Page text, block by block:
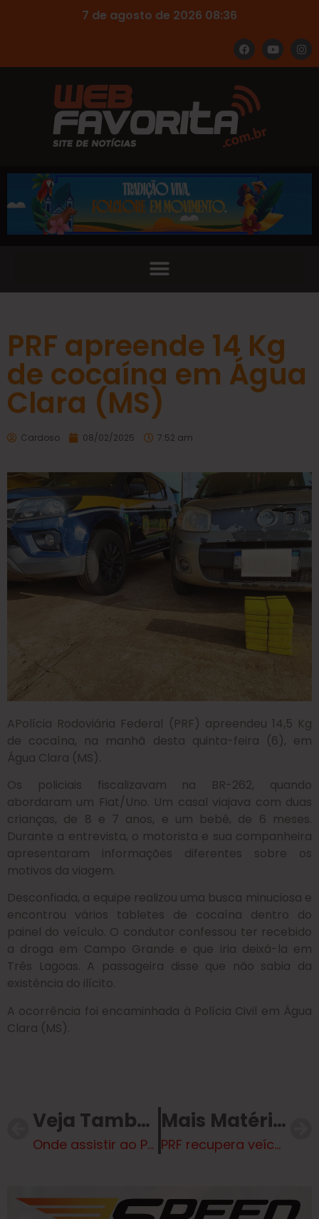
7 de agosto de 2026 08:36
PRF apreende 14 Kg
de cocaína em Água
Clara (MS)
Cardoso 08/02/2025 7:52 am
APolícia Rodoviária Federal (PRF) apreendeu 14,5 Kg
de cocaína, na manhã desta quinta-feira (6), em
Água Clara (MS).
Os policiais fiscalizavam na BR-262, quando
abordaram um Fiat/Uno. Um casal viajava com duas
crianças, de 8 e 7 anos, e um bebê, de 6 meses.
Durante a entrevista, o motorista e sua companheira
apresentaram informações diferentes sobre os
motivos da viagem.
Desconfiada, a equipe realizou uma busca minuciosa e
encontrou vários tabletes de cocaína dentro do
painel do veículo. O condutor confessou ter recebido
a droga em Campo Grande e que iria deixá-la em
Três Lagoas. A passageira disse que não sabia da
existência do ilícito.
A ocorrência foi encaminhada à Polícia Civil em Água
Clara (MS).
Veja Também
Onde assistir ao Paulistão 2025 hoje?
Mais Matérias
PRF recupera veículo em Ribas do Rio Pardo (MS)